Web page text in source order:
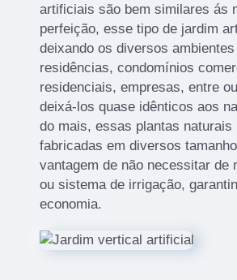
artificiais são bem similares ás
perfeição, esse tipo de jardim
deixando os diversos
residências, condomínios
residenciais, empresas, entre
deixá-los quase idênticos aos
do mais, essas plantas naturais
fabricadas em diversos
vantagem de não necessitar de
ou sistema de irrigação,
economia.